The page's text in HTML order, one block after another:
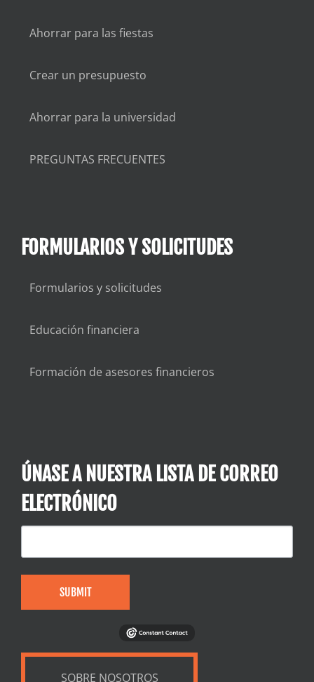
Ahorrar para las fiestas
Crear un presupuesto
Ahorrar para la universidad
PREGUNTAS FRECUENTES
FORMULARIOS Y SOLICITUDES
Formularios y solicitudes
Educación financiera
Formación de asesores financieros
ÚNASE A NUESTRA LISTA DE CORREO
ELECTRÓNICO
SUBMIT
SOBRE NOSOTROS